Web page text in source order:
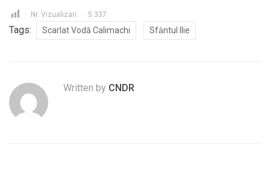
Nr. Vizualizari: 5.337
Tags: Scarlat Vodă Calimachi Sfȃntul Ilie
Written by CNDR